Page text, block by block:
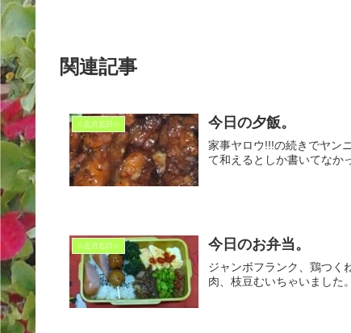
関連記事
☆忘月忘日☆ 今日の夕飯。
家事ヤロウ!!!の続きでヤン
て和えるとしか書いてなか
☆忘月忘日☆ 今日のお弁当。
ジャンボフランク、鶏つく
肉、枝豆むいちゃいました